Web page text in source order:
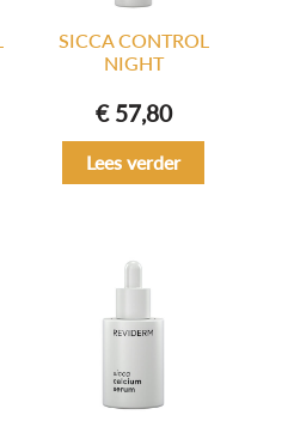
SICCA CONTROL
NIGHT
€57,80
Lees verder